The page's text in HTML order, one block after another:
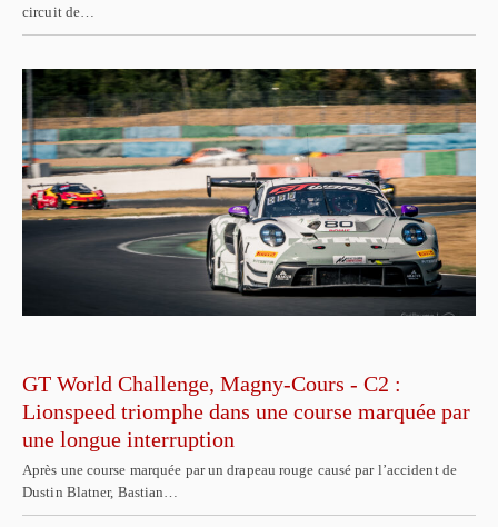
circuit de…
GT World Challenge, Magny-Cours - C2 :
Lionspeed triomphe dans une course marquée par
une longue interruption
Après une course marquée par un drapeau rouge causé par l’accident de
Dustin Blatner, Bastian…